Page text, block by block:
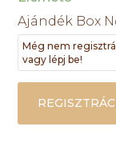
Ajándék Box
Még nem
vagy lépj be!